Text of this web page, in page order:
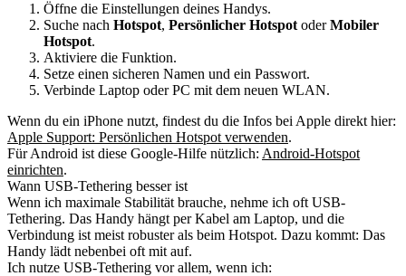
Öffne die Einstellungen deines Handys.
Suche nach Hotspot, Persönlicher Hotspot oderMobiler
Hotspot.
Aktiviere die Funktion.
Setze einen sicheren Namen und ein Passwort.
Verbinde Laptop oder PC mit dem neuen WLAN.
Wenn du ein iPhone nutzt, findest du die Infos bei Apple direkt hier:
Apple Support: Persönlichen Hotspot verwenden.
Für Android ist diese Google-Hilfe nützlich: Android-Hotspot
einrichten.
Wann USB-Tethering besser ist
Wenn ich maximale Stabilität brauche, nehme ich oft USB-
Tethering. Das Handy hängt per Kabel am Laptop, und die
Verbindung ist meist robuster als beim Hotspot. Dazu kommt: Das
Handy lädt nebenbei oft mit auf.
Ich nutze USB-Tethering vor allem, wenn ich: